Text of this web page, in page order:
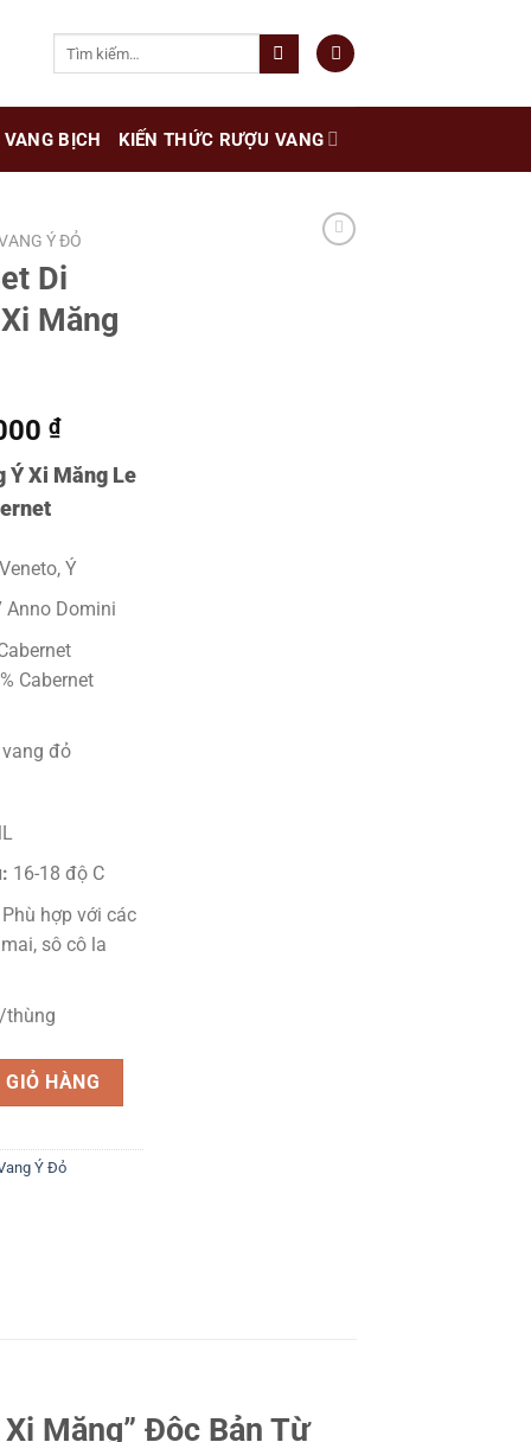
VANG BỊCH KIẾN THỨC RƯỢU VANG
Ý ĐỎ
Di
Măng
₫.
₫Giá
hiện
tại
Ý Xi Măng Le
Ý
Anno Domini
Cabernet
đỏ
16-18 độ C
Phù hợp với các
sô cô la
thùng
Xi Măng số lượng
HÀNG
Ý Đỏ
Măng” Độc Bản Từ